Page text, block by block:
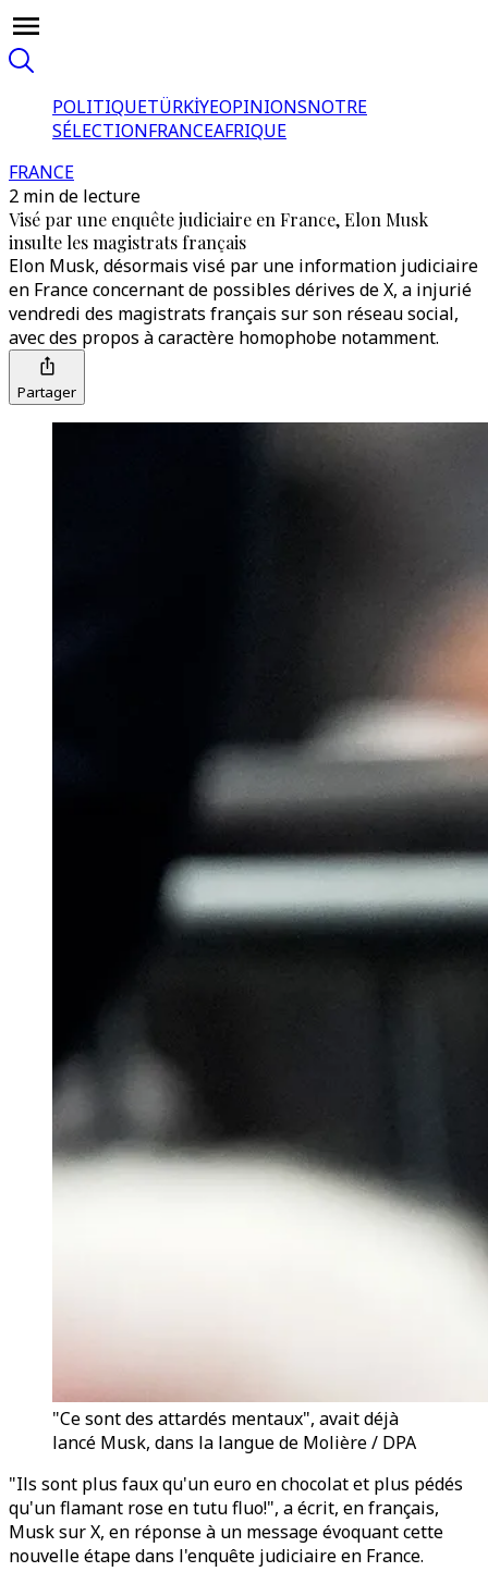
POLITIQUETÜRKİYEOPINIONSNOTRE
SÉLECTIONFRANCEAFRIQUE
FRANCE
2 min de lecture
Visé par une enquête judiciaire en France, Elon Musk
insulte les magistrats français
Elon Musk, désormais visé par une information judiciaire
en France concernant de possibles dérives de X, a injurié
vendredi des magistrats français sur son réseau social,
avec des propos à caractère homophobe notamment.
Partager
"Ce sont des attardés mentaux", avait déjà
lancé Musk, dans la langue de Molière / DPA
"Ils sont plus faux qu'un euro en chocolat et plus pédés
qu'un flamant rose en tutu fluo!", a écrit, en français,
Musk sur X, en réponse à un message évoquant cette
nouvelle étape dans l'enquête judiciaire en France.